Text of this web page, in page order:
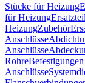
Stücke für Heizung
für Heizung
HeizungZubehör
Anschlüsse
Anschlüsse
Rohre
Anschlüsse